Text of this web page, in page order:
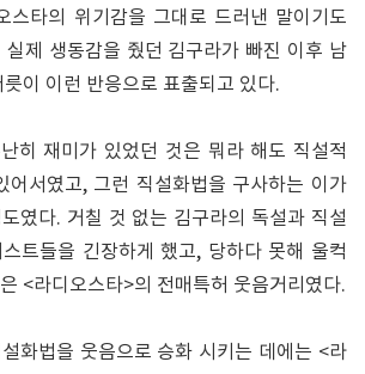
스타의 위기감을 그대로 드러낸 말이기도
실제 생동감을 줬던 김구라가 빠진 이후 남
이 이런 반응으로 표출되고 있다.
히 재미가 있었던 것은 뭐라 해도 직설적
어서였고, 그런 직설화법을 구사하는 이가
였다. 거칠 것 없는 김구라의 독설과 직설
트들을 긴장하게 했고, 당하다 못해 울컥
<라디오스타>의 전매특허 웃음거리였다.
화법을 웃음으로 승화 시키는 데에는 <라